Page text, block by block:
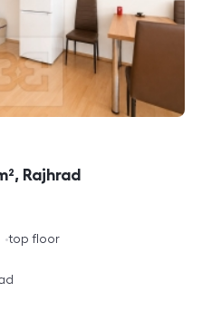
Rajhrad
top floor